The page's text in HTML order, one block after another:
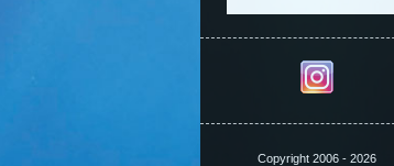
Copyright 2006 - 2026